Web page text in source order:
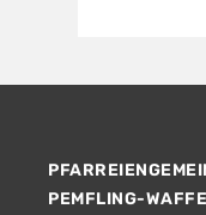
PEMFLING-